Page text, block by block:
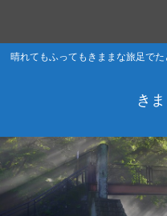
晴れてもふってもきままな旅足で
き